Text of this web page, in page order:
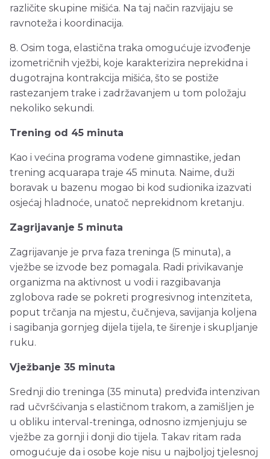
različite skupine mišića. Na taj način razvijaju se
ravnoteža i koordinacija.
8. Osim toga, elastična traka omogućuje izvođenje
izometričnih vježbi, koje karakterizira neprekidna i
dugotrajna kontrakcija mišića, što se postiže
rastezanjem trake i zadržavanjem u tom položaju
nekoliko sekundi.
Trening od 45 minuta
Kao i većina programa vodene gimnastike, jedan
trening acquarapa traje 45 minuta. Naime, duži
boravak u bazenu mogao bi kod sudionika izazvati
osjećaj hladnoće, unatoč neprekidnom kretanju.
Zagrijavanje 5 minuta
Zagrijavanje je prva faza treninga (5 minuta), a
vježbe se izvode bez pomagala. Radi privikavanje
organizma na aktivnost u vodi i razgibavanja
zglobova rade se pokreti progresivnog intenziteta,
poput trčanja na mjestu, čučnjeva, savijanja koljena
i sagibanja gornjeg dijela tijela, te širenje i skupljanje
ruku.
Vježbanje 35 minuta
Srednji dio treninga (35 minuta) predviđa intenzivan
rad učvršćivanja s elastičnom trakom, a zamišljen je
u obliku interval-treninga, odnosno izmjenjuju se
vježbe za gornji i donji dio tijela. Takav ritam rada
omogućuje da i osobe koje nisu u najboljoj tjelesnoj